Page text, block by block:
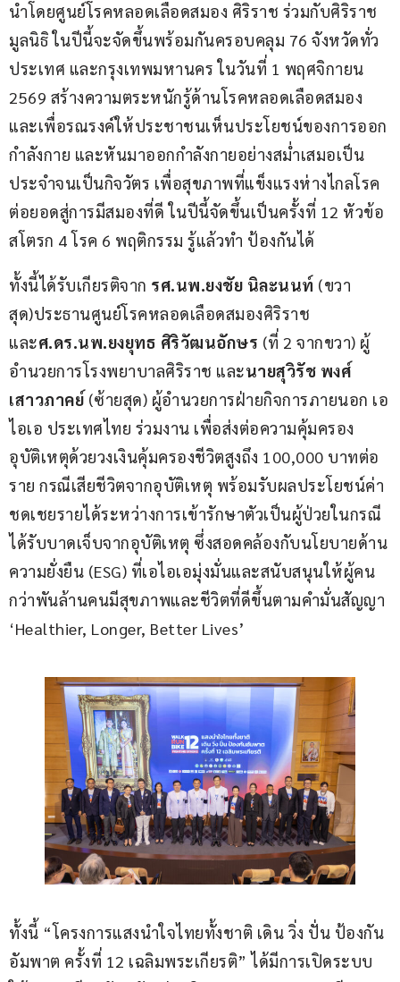
นำโดยศูนย์โรคหลอดเลือดสมอง ศิริราช ร่วมกับศิริราช
มูลนิธิ ในปีนี้จะจัดขึ้นพร้อมกันครอบคลุม 76 จังหวัดทั่ว
ประเทศ และกรุงเทพมหานคร ในวันที่ 1 พฤศจิกายน
2569 สร้างความตระหนักรู้ด้านโรคหลอดเลือดสมอง
และเพื่อรณรงค์ให้ประชาชนเห็นประโยชน์ของการออก
กำลังกาย และหันมาออกกำลังกายอย่างสม่ำเสมอเป็น
ประจำจนเป็นกิจวัตร เพื่อสุขภาพที่แข็งแรงห่างไกลโรค
ต่อยอดสู่การมีสมองที่ดี ในปีนี้จัดขึ้นเป็นครั้งที่ 12 หัวข้อ
สโตรก 4 โรค 6 พฤติกรรม รู้แล้วทำ ป้องกันได้
ทั้งนี้ได้รับเกียรติจาก รศ.นพ.ยงชัย นิละนนท์ (ขวา
สุด)ประธานศูนย์โรคหลอดเลือดสมองศิริราช
และศ.ดร.นพ.ยงยุทธ ศิริวัฒนอักษร (ที่ 2 จากขวา) ผู้
อำนวยการโรงพยาบาลศิริราช และนายสุวิรัช พงศ์
เสาวภาคย์ (ซ้ายสุด) ผู้อำนวยการฝ่ายกิจการภายนอก เอ
ไอเอ ประเทศไทย ร่วมงาน เพื่อส่งต่อความคุ้มครอง
อุบัติเหตุด้วยวงเงินคุ้มครองชีวิตสูงถึง 100,000 บาทต่อ
ราย กรณีเสียชีวิตจากอุบัติเหตุ พร้อมรับผลประโยชน์ค่า
ชดเชยรายได้ระหว่างการเข้ารักษาตัวเป็นผู้ป่วยในกรณี
ได้รับบาดเจ็บจากอุบัติเหตุ ซึ่งสอดคล้องกับนโยบายด้าน
ความยั่งยืน (ESG) ที่เอไอเอมุ่งมั่นและสนับสนุนให้ผู้คน
กว่าพันล้านคนมีสุขภาพและชีวิตที่ดีขึ้นตามคำมั่นสัญญา
‘Healthier, Longer, Better Lives’
ทั้งนี้ “โครงการแสงนำใจไทยทั้งชาติ เดิน วิ่ง ปั่น ป้องกัน
อัมพาต ครั้งที่ 12 เฉลิมพระเกียรติ” ได้มีการเปิดระบบ